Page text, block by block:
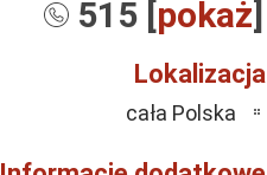
515 [pokaż]
Lokalizacja
cała Polska